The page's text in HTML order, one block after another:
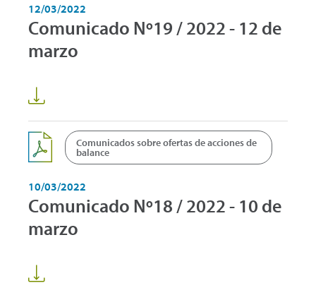
12/03/2022
Comunicado Nº19 / 2022 - 12 de
marzo
Comunicados sobre ofertas de acciones de
balance
10/03/2022
Comunicado Nº18 / 2022 - 10 de
marzo